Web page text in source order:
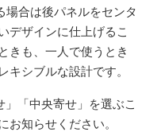
場合は後パネルをセンタ
デザインに仕上げるこ
きも、一人で使うとき
キシブルな設計です。
「中央寄せ」を選ぶこ
お知らせください。